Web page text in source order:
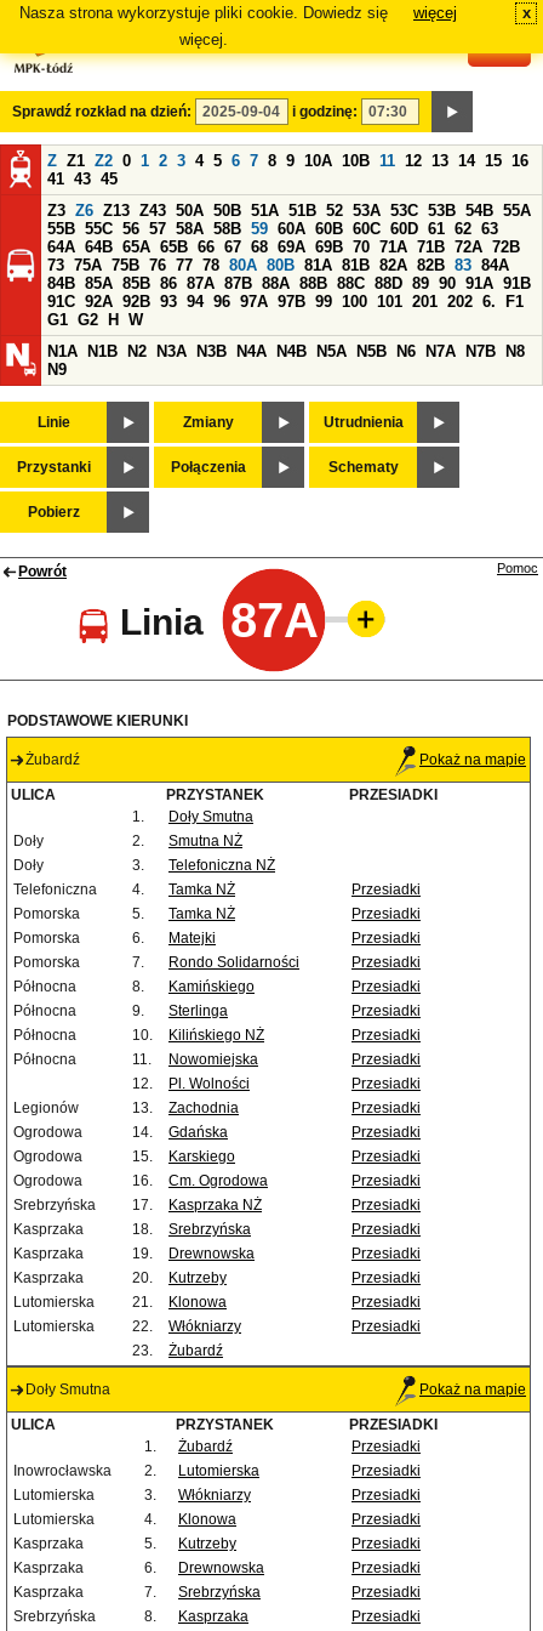
Nasza strona wykorzystuje pliki cookie. Dowiedz się
więcej.
więcej x
Sprawdź rozkład na dzień: i godzinę:
Z Z1 Z2 0 1 2 3 4 5 6 7 8 9 10A 10B 11 12 13 14 15 16
41 43 45
Z3 Z6 Z13 Z43 50A 50B 51A 51B 52 53A 53C 53B 54B 55A
55B 55C 56 57 58A 58B 59 60A 60B 60C 60D 61 62 63
64A 64B 65A 65B 66 67 68 69A 69B 70 71A 71B 72A 72B
73 75A 75B 76 77 78 80A 80B 81A 81B 82A 82B 83 84A
84B 85A 85B 86 87A 87B 88A 88B 88C 88D 89 90 91A 91B
91C 92A 92B 93 94 96 97A 97B 99 100 101 201 202 6.
F1
G1 G2 H
W
N1A
N1B N2 N3A N3B N4A N4B N5A N5B N6 N7A N7B
N8
N9
Linie Zmiany Utrudnienia
Przystanki Połączenia Schematy
Pobierz
Powrót
Linia 87A
Pomoc
PODSTAWOWE KIERUNKI
Żubardź Pokaż na mapie
ULICA PRZYSTANEK
PRZESIADKI
1.
Doły Smutna
Doły
2.
Smutna NŻ
Doły
3.
Telefoniczna NŻ
Telefoniczna
4. Tamka NŻ
Przesiadki
Pomorska
5. Tamka NŻ
Przesiadki
Pomorska
6. Matejki
Przesiadki
Pomorska
7. Rondo Solidarności
Przesiadki
Północna
8. Kamińskiego
Przesiadki
Północna
9. Sterlinga
Przesiadki
Północna
10. Kilińskiego NŻ
Przesiadki
Północna
11. Nowomiejska
Przesiadki
12.
Pl. Wolności
Przesiadki
Legionów
13. Zachodnia
Przesiadki
Ogrodowa
14. Gdańska
Przesiadki
Ogrodowa
15. Karskiego
Przesiadki
Ogrodowa
16. Cm. Ogrodowa
Przesiadki
Srebrzyńska
17. Kasprzaka NŻ
Przesiadki
Kasprzaka
18. Srebrzyńska
Przesiadki
Kasprzaka
19. Drewnowska
Przesiadki
Kasprzaka
20. Kutrzeby
Przesiadki
Lutomierska
21. Klonowa
Przesiadki
Lutomierska
22. Włókniarzy
Przesiadki
23.
Żubardź
Doły Smutna Pokaż na mapie
ULICA PRZYSTANEK
PRZESIADKI
1.
Żubardź
Przesiadki
Inowrocławska
2. Lutomierska
Przesiadki
Lutomierska
3. Włókniarzy
Przesiadki
Lutomierska
4. Klonowa
Przesiadki
Kasprzaka
5. Kutrzeby
Przesiadki
Kasprzaka
6. Drewnowska
Przesiadki
Kasprzaka
7. Srebrzyńska
Przesiadki
Srebrzyńska
8. Kasprzaka Przesiadki